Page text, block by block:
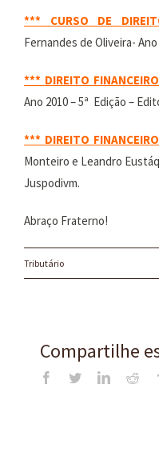
*** CURSO DE
Fernandes de Oliveira- Ano
*** DIREITO
Ano 2010 – 5ª Edição –
*** DIREITO
Monteiro e Leandro
Juspodivm.
Abraço Fraterno!
Tributário
Compartilhe
Facebook
TwitterLinkedIn